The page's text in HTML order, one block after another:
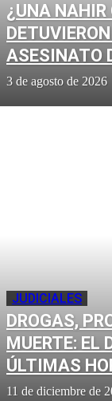
¿UNA NAHIR
ASESINATO
3 de agosto de 2026
JUDICIALES
DROGAS,
MUERTE: EL
ÚLTIMAS
11 de diciembre de